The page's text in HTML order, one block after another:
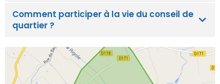
Comment participer à la vie du conseil de
quartier ?